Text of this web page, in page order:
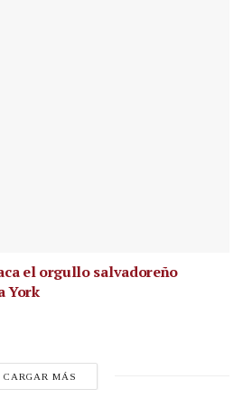
el orgullo salvadoreño
York
CARGAR MÁS